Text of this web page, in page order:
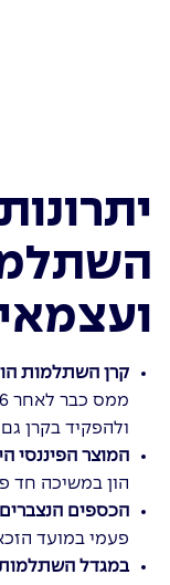
קרן השתלמות
ולהפקיד בקרן
המוצר הפיננסי
הון במשיכה חד
הכספים
פעמי במועד
במגדל